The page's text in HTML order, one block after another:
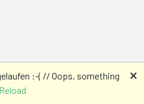
:-( // Oops, something
🗙